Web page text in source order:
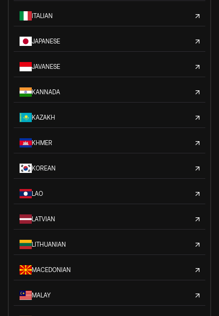
ITALIAN
JAPANESE
JAVANESE
KANNADA
KAZAKH
KHMER
KOREAN
LAO
LATVIAN
LITHUANIAN
MACEDONIAN
MALAY